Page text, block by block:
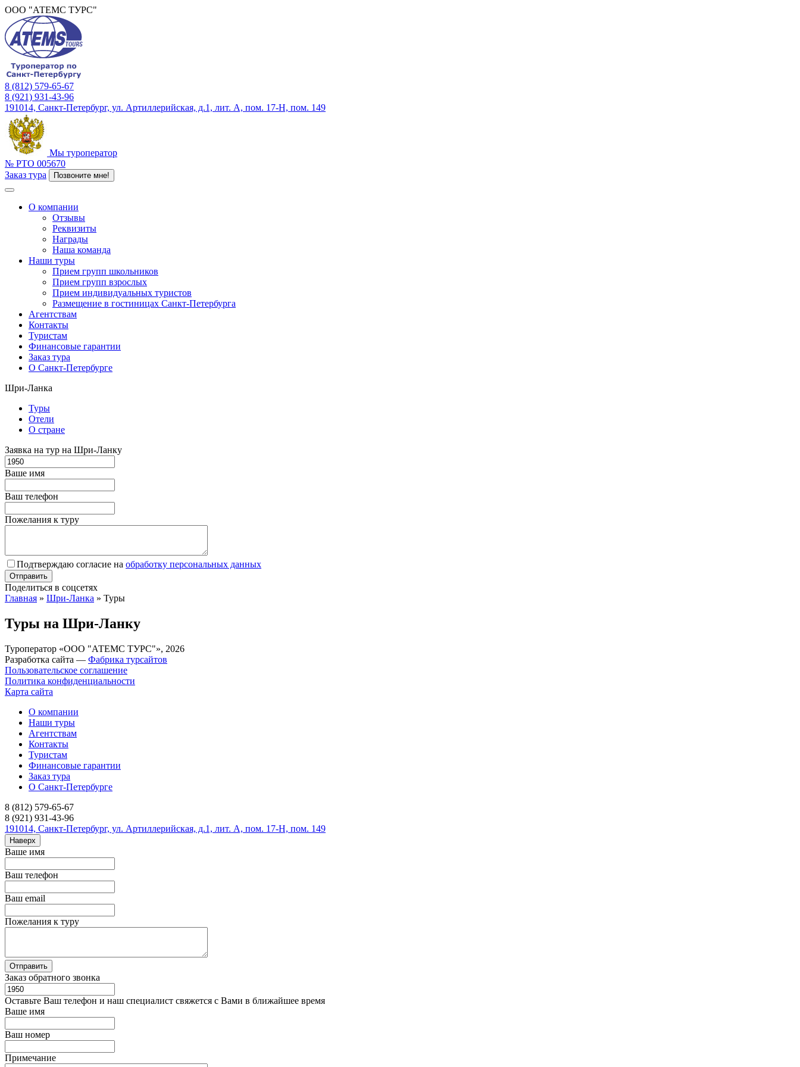
ООО "АТЕМС ТУРС"
8 (812) 579-65-67
8 (921) 931-43-96
191014, Санкт-Петербург, ул. Артиллерийская, д.1, лит. А, пом. 17-Н, пом. 149
Мы туроператор
№ РТО 005670
Заказ тура
Позвоните мне!
О компании
Отзывы
Реквизиты
Награды
Наша команда
Наши туры
Прием групп школьников
Прием групп взрослых
Прием индивидуальных туристов
Размещение в гостиницах Санкт-Петербурга
Агентствам
Контакты
Туристам
Финансовые гарантии
Заказ тура
О Санкт-Петербурге
Шри-Ланка
Туры
Отели
О стране
Заявка на тур на Шри-Ланку
Ваше имя
Ваш телефон
Пожелания к туру
Подтверждаю согласие на обработку персональных данных
Поделиться в соцсетях
Главная » Шри-Ланка » Туры
Туры на Шри-Ланку
Туроператор «ООО "АТЕМС ТУРС"», 2026
Разработка сайта — Фабрика турсайтов
Пользовательское соглашение
Политика конфиденциальности
Карта сайта
О компании
Наши туры
Агентствам
Контакты
Туристам
Финансовые гарантии
Заказ тура
О Санкт-Петербурге
8 (812) 579-65-67
8 (921) 931-43-96
191014, Санкт-Петербург, ул. Артиллерийская, д.1, лит. А, пом. 17-Н, пом. 149
Наверх
Ваше имя
Ваш телефон
Ваш email
Пожелания к туру
Заказ обратного звонка
Оставьте Ваш телефон и наш специалист свяжется с Вами в ближайшее время
Ваше имя
Ваш номер
Примечание